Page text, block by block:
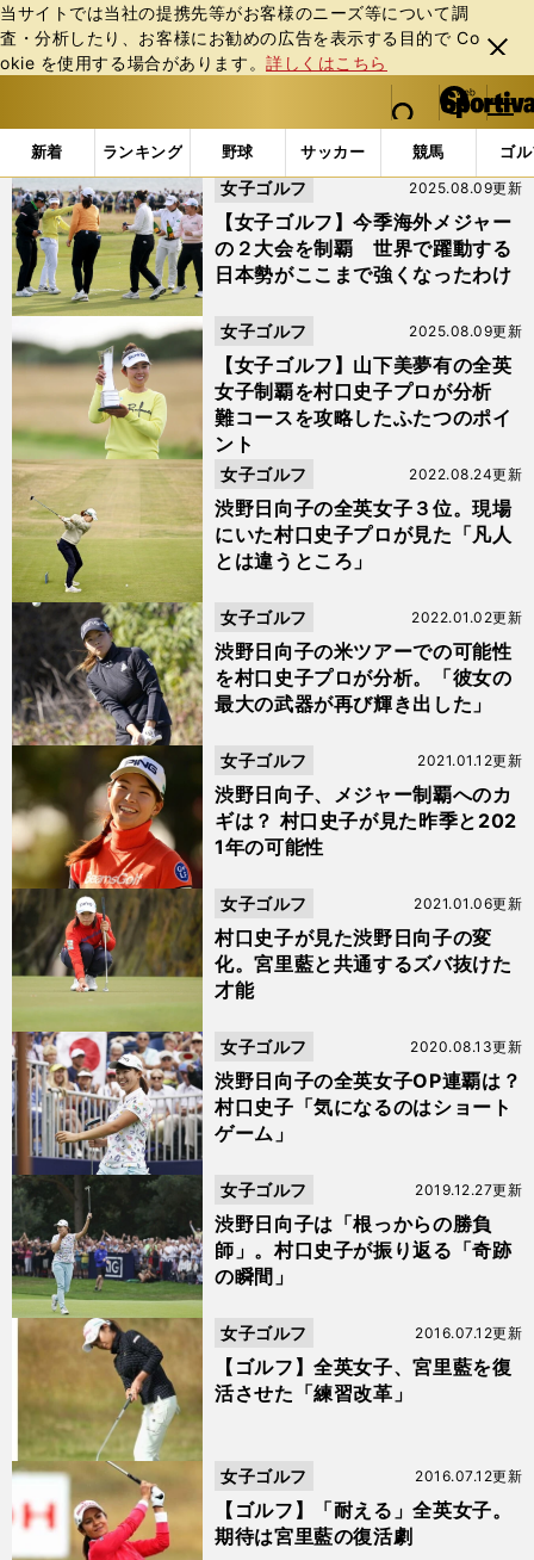
当サイトでは当社の提携先等がお客様のニーズ等について調
査・分析したり、お客様にお勧めの広告を表⽰する⽬的で Co
okie を使⽤する場合があります。詳しくはこちら
閉じ
る
web Sportiva (webスポルティーバ)
検索
マイペ
ー
ジ
メニュ
新着 ランキング 野球 サッカー 競馬 ゴ
b
ス
ポ
ル
テ
ィ
ー
バ
「#村口史子」の最新ニュース・ 情報
【女子ゴルフ】今季海外メジャー
の２大会を制覇 世界で躍動する
日本勢がここまで強くなったわけ
2025.08.09更新
女子ゴルフ
【女子ゴルフ】山下美夢有の全英
女子制覇を村口史子プロが分析
難コースを攻略したふたつのポイ
ント
2025.08.09更新
女子ゴルフ
渋野日向子の全英女子３位。現場
にいた村口史子プロが見た「凡人
とは違うところ」
2022.08.24更新
女子ゴルフ
渋野日向子の米ツアーでの可能性
を村口史子プロが分析。「彼女の
最大の武器が再び輝き出した」
2022.01.02更新
女子ゴルフ
渋野日向子、メジャー制覇へのカ
ギは？ 村口史子が見た昨季と202
1年の可能性
2021.01.12更新
女子ゴルフ
村口史子が見た渋野日向子の変
化。宮里藍と共通するズバ抜けた
才能
2021.01.06更新
女子ゴルフ
渋野日向子の全英女子OP連覇は？
村口史子「気になるのはショート
ゲーム」
2020.08.13更新
女子ゴルフ
渋野日向子は「根っからの勝負
師」。村口史子が振り返る「奇跡
の瞬間」
2019.12.27更新
女子ゴルフ
【ゴルフ】全英女子、宮里藍を復
活させた「練習改革」
2016.07.12更新
女子ゴルフ
【ゴルフ】「耐える」全英女子。
期待は宮里藍の復活劇
2016.07.12更新
女子ゴルフ